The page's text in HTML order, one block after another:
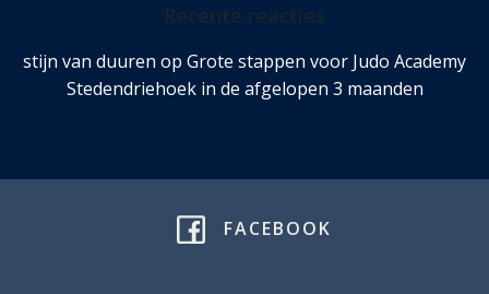
stijn van duuren op Grote stappen voor Judo Academy
Stedendriehoek in de afgelopen 3 maanden
FACEBOOK